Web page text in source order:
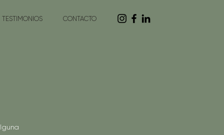
TESTIMONIOS CONTACTO